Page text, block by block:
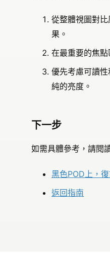
從整體視圖對
果。
在最重要的焦點
優先考慮可讀
純的亮度。
下一步
如需具體參考，請閱
黑色POD上，
返回指南